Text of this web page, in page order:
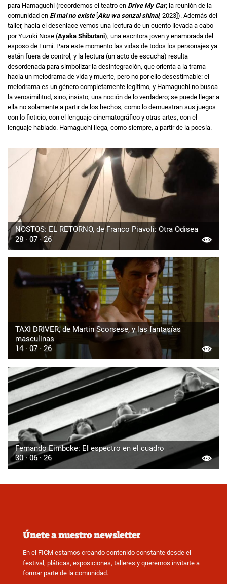
para Hamaguchi (recordemos el teatro en Drive My Car; la reunión de la
comunidad en El mal no existe[ Aku wa sonzai shinai, 2023]). Además del
taller, hacia el desenlace vemos una lectura de un cuento llevada a cabo
por Yuzuki Nose (Ayaka Shibutani), una escritora joven y enamorada del
esposo de Fumi. Para este momento las vidas de todos los personajes ya
están fuera de control, y la lectura (un acto de escucha) resulta
desordenada para simbolizar la desintegración, que orienta a la trama
hacia un melodrama de vida y muerte, pero no por ello desestimable: el
melodrama es un género completamente legítimo, y Hamaguchi no busca
la verosimilitud, sino, insisto, una noción de lo verdadero; se puede llegar a
ella no solamente a partir de los hechos, como lo demuestran sus juegos
con lo ficticio, con el lenguaje cinematográfico y otras artes, con el
lenguaje hablado. Hamaguchi llega, como siempre, a partir de la poesía.
NOSTOS: EL RETORNO, de Franco Piavoli: Otra Odisea
28 · 07 · 26
TAXI DRIVER, de Martin Scorsese, y las fantasías
masculinas
14 · 07 · 26
Fernando Eimbcke: El espectro en el cuadro
30 · 06 · 26
Únete a nuestro newsletter
En el FICM estamos creando contenido constante desde el
festival, pláticas, exposiciones, talleres y queremos invitarte a
formar parte de la comunidad.